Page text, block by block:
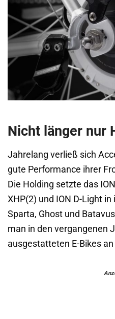
Nicht länger nur
Jahrelang verließ sich
gute Performance ihrer
Die Holding setzte das
XHP(2) und ION D-Light
Sparta, Ghost und
man in den vergangenen
ausgestatteten E-Bikes